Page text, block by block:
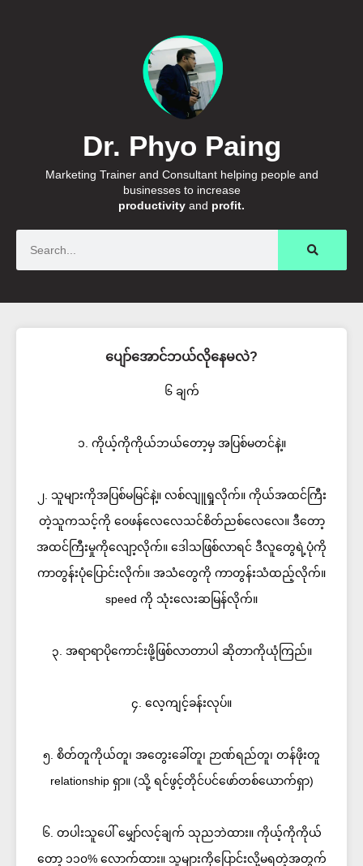
Dr. Phyo Paing
Marketing Trainer and Consultant helping people and
businesses to increase
productivity and profit.
ပျော်အောင်ဘယ်လိုနေမလဲ?
၆ ချက်
၁. ကိုယ့်ကိုကိုယ်ဘယ်တော့မှ အပြစ်မတင်နဲ့။
၂. သူများကိုအပြစ်မမြင်နဲ့။ လစ်လျူရှုလိုက်။ ကိုယ်အထင်ကြီး
တဲ့သူကသင့်ကို ဝေဖန်လေလေသင်စိတ်ညစ်လေလေ။ ဒီတော့
အထင်ကြီးမှုကိုလျော့လိုက်။ ဒေါသဖြစ်လာရင် ဒီလူတွေရဲ့ပုံကို
ကာတွန်းပုံပြောင်းလိုက်။ အသံတွေကို ကာတွန်းသံထည့်လိုက်။
speed ကို သုံးလေးဆမြန်လိုက်။
၃. အရာရာပိုကောင်းဖို့ဖြစ်လာတာပါ ဆိုတာကိုယုံကြည်။
၄. လေ့ကျင့်ခန်းလုပ်။
၅. စိတ်တူကိုယ်တူ၊ အတွေးခေါ်တူ၊ ဉာဏ်ရည်တူ၊ တန်ဖိုးတူ
relationship ရှာ။ (သို့ ရင်ဖွင့်တိုင်ပင်ဖော်တစ်ယောက်ရှာ)
၆. တပါးသူပေါ် မျှော်လင့်ချက် သုညဘဲထား။ ကိုယ့်ကိုကိုယ်
တော့ ၁၁၀% လောက်ထား။ သူများကိုပြောင်းလို့မရတဲ့အတွက်